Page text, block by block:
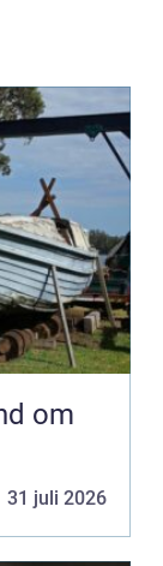
31 juli 2026